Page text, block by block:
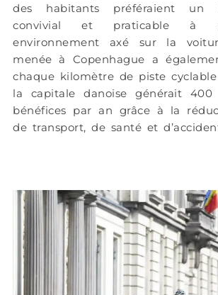
des habitants préféraient un
convivial et praticable
environnement axé sur la
menée à Copenhague a
chaque kilomètre de piste
la capitale danoise générait
bénéfices par an grâce à la
de transport, de santé et